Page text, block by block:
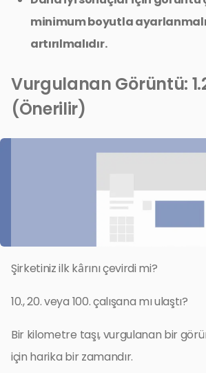
minimum boyutla ayarlanmalı
artırılmalıdır.
Vurgulanan Görüntü:
(Önerilir)
Şirketiniz ilk kârını çevirdi mi?
10., 20. veya 100. çalışana mı ulaştı?
Bir kilometre taşı, vurgulanan bir
için harika bir zamandır.